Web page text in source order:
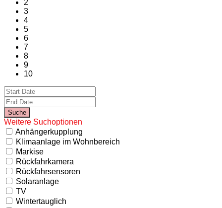
2
3
4
5
6
7
8
9
10
Weitere Suchoptionen
Anhängerkupplung
Klimaanlage im Wohnbereich
Markise
Rückfahrkamera
Rückfahrsensoren
Solaranlage
TV
Wintertauglich